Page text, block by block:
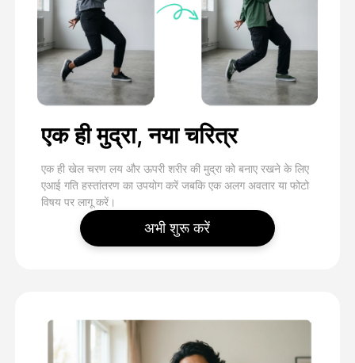
एक ही मुद्रा, नया चरित्र
एक ही खेल चरण लय और ऊपरी शरीर की मुद्रा को बनाए रखने के लिए
एआई गति हस्तांतरण का उपयोग करें जबकि एक अलग अवतार या फोटो
विषय पर लागू करें।
अभी शुरू करें